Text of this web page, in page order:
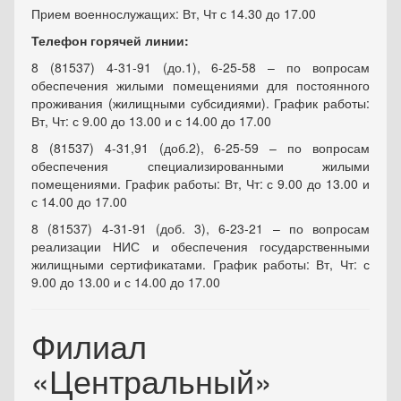
Прием военнослужащих: Вт, Чт с 14.30 до 17.00
Телефон горячей линии:
8 (81537) 4-31-91 (до.1), 6-25-58 – по вопросам
обеспечения жилыми помещениями для постоянного
проживания (жилищными субсидиями). График работы:
Вт, Чт: с 9.00 до 13.00 и с 14.00 до 17.00
8 (81537) 4-31,91 (доб.2), 6-25-59 – по вопросам
обеспечения специализированными жилыми
помещениями. График работы: Вт, Чт: с 9.00 до 13.00 и
с 14.00 до 17.00
8 (81537) 4-31-91 (доб. 3), 6-23-21 – по вопросам
реализации НИС и обеспечения государственными
жилищными сертификатами. График работы: Вт, Чт: с
9.00 до 13.00 и с 14.00 до 17.00
Филиал
«Центральный»